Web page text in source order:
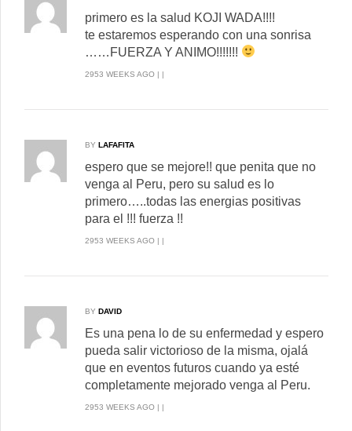
primero es la salud KOJI WADA!!!!
te estaremos esperando con una sonrisa
……FUERZA Y ANIMO!!!!!!!
2953 WEEKS AGO | |
BY LAFAFITA
espero que se mejore!! que penita que no
venga al Peru, pero su salud es lo
primero…..todas las energias positivas
para el !!! fuerza !!
2953 WEEKS AGO | |
BY DAVID
Es una pena lo de su enfermedad y espero
pueda salir victorioso de la misma, ojalá
que en eventos futuros cuando ya esté
completamente mejorado venga al Peru.
2953 WEEKS AGO | |